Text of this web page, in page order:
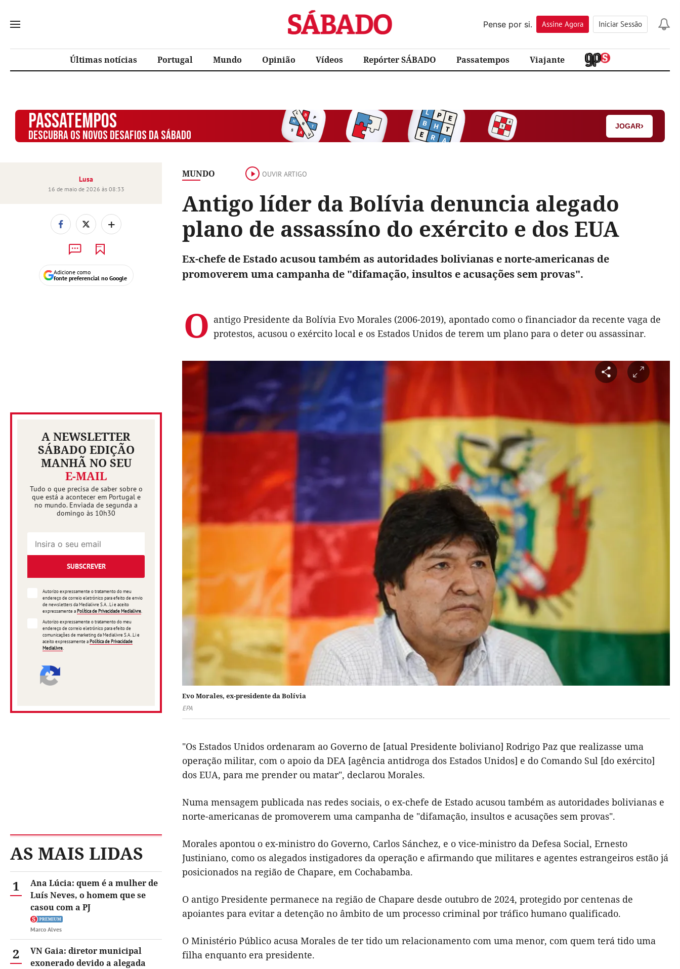
Sábado
Pense por si.
Assine Agora Iniciar Sessão
Últimas notícias Portugal Mundo Opinião Vídeos Repórter SÁBADO Passatempos Viajante
PASSATEMPOS
DESCUBRA OS NOVOS DESAFIOS DA SÁBADO
JOGAR›
MUNDO OUVIR ARTIGO
Antigo líder da Bolívia denuncia alegado
plano de assassíno do exército e dos EUA
Lusa
16 de maio de 2026 às 08:33
+
Adicione como
fonte preferencial no Google
A NEWSLETTER
SÁBADO EDIÇÃO
MANHÃ NO SEU
E-MAIL
Tudo o que precisa de saber sobre o
que está a acontecer em Portugal e
no mundo. Enviada de segunda a
domingo às 10h30
SUBSCREVER
Autorizo expressamente o tratamento do meu
endereço de correio eletrónico para efeito de envio
de newsletters da Medialivre S.A.. Li e aceito
expressamente aPolítica de Privacidade Medialivre
Autorizo expressamente o tratamento do meu
endereço de correio eletrónico para efeito de
comunicações de marketing da Medialivre S.A..Li e
aceito expressamente aPolítica de Privacidade
Medialivre
AS MAIS LIDAS
1
Ana Lúcia: quem é a mulher de
Luís Neves, o homem que se
casou com a PJ
Marco Alves
2
VN Gaia: diretor municipal
exonerado devido a alegada
Ex-chefe de Estado acusou também as autoridades bolivianas e norte-americanas de
promoverem uma campanha de "difamação, insultos e acusações sem provas".
O antigo Presidente da Bolívia Evo Morales (2006-2019), apontado como o financiador da recente vaga de
protestos, acusou o exército local e os Estados Unidos de terem um plano para o deter ou assassinar.
Evo Morales, ex-presidente da Bolívia
EPA
"Os Estados Unidos ordenaram ao Governo de [atual Presidente boliviano] Rodrigo Paz que realizasse uma
operação militar, com o apoio da DEA [agência antidroga dos Estados Unidos] e do Comando Sul [do exército]
dos EUA, para me prender ou matar", declarou Morales.
Numa mensagem publicada nas redes sociais, o ex-chefe de Estado acusou também as autoridades bolivianas e
norte-americanas de promoverem uma campanha de "difamação, insultos e acusações sem provas".
Morales apontou o ex-ministro do Governo, Carlos Sánchez, e o vice-ministro da Defesa Social, Ernesto
Justiniano, como os alegados instigadores da operação e afirmando que militares e agentes estrangeiros estão já
posicionados na região de Chapare, em Cochabamba.
O antigo Presidente permanece na região de Chapare desde outubro de 2024, protegido por centenas de
apoiantes para evitar a detenção no âmbito de um processo criminal por tráfico humano qualificado.
O Ministério Público acusa Morales de ter tido um relacionamento com uma menor, com quem terá tido uma
filha enquanto era presidente.